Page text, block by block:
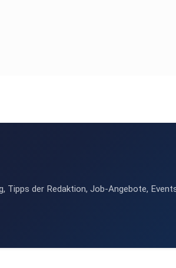
der Redaktion, Job-Angebote,